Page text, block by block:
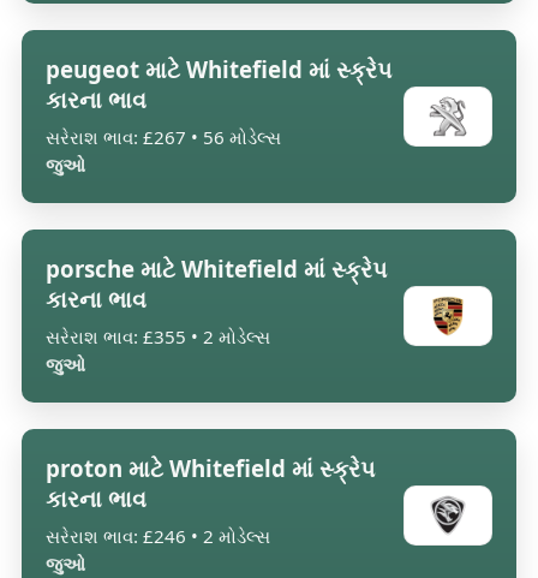
peugeot માટે Whitefield માં સ્ક્રેપ
કારના ભાવ
સરેરાશ ભાવ: £267 • 56 મોડેલ્સ
જુઓ
porsche માટે Whitefield માં સ્ક્રેપ
કારના ભાવ
સરેરાશ ભાવ: £355 • 2 મોડેલ્સ
જુઓ
proton માટે Whitefield માં સ્ક્રેપ
કારના ભાવ
સરેરાશ ભાવ: £246 • 2 મોડેલ્સ
જુઓ